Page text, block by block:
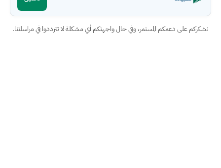
نشكركم على دعمكم المستمر، وفي حال واجهتكم أي مشكلة لا تترددوا في مراسلتنا.